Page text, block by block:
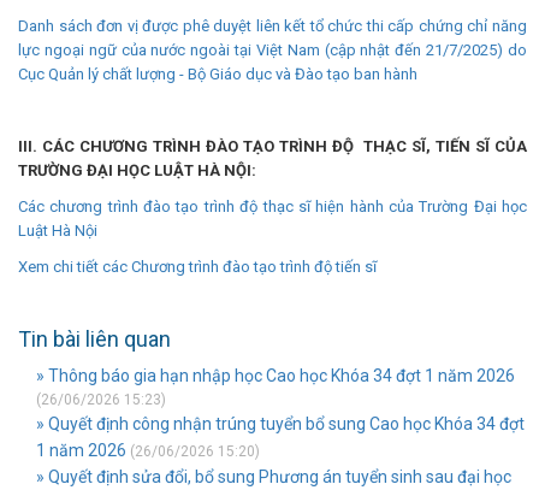
Danh sách đơn vị được phê duyệt liên kết tổ chức thi cấp chứng chỉ năng
lực ngoại ngữ của nước ngoài tại Việt Nam (cập nhật đến 21/7/2025) do
Cục Quản lý chất lượng - Bộ Giáo dục và Đào tạo ban hành
III. CÁC CHƯƠNG TRÌNH ĐÀO TẠO TRÌNH ĐỘ THẠC SĨ, TIẾN SĨ CỦA
TRƯỜNG ĐẠI HỌC LUẬT HÀ NỘI:
Các chương trình đào tạo trình độ thạc sĩ hiện hành của Trường Đại học
Luật Hà Nội
Xem chi tiết các Chương trình đào tạo trình độ tiến sĩ
Tin bài liên quan
» Thông báo gia hạn nhập học Cao học Khóa 34 đợt 1 năm 2026
(26/06/2026 15:23)
» Quyết định công nhận trúng tuyển bổ sung Cao học Khóa 34 đợt
1 năm 2026 (26/06/2026 15:20)
» Quyết định sửa đổi, bổ sung Phương án tuyển sinh sau đại học